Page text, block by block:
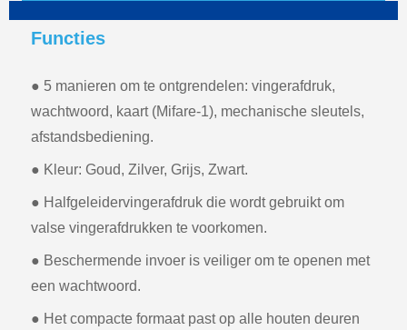
Functies
● 5 manieren om te ontgrendelen: vingerafdruk,
wachtwoord, kaart (Mifare-1), mechanische sleutels,
afstandsbediening.
● Kleur: Goud, Zilver, Grijs, Zwart.
● Halfgeleidervingerafdruk die wordt gebruikt om
valse vingerafdrukken te voorkomen.
● Beschermende invoer is veiliger om te openen met
een wachtwoord.
● Het compacte formaat past op alle houten deuren